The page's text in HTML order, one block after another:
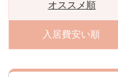
おすすめ施設特集
オススメ順
入居費安い順